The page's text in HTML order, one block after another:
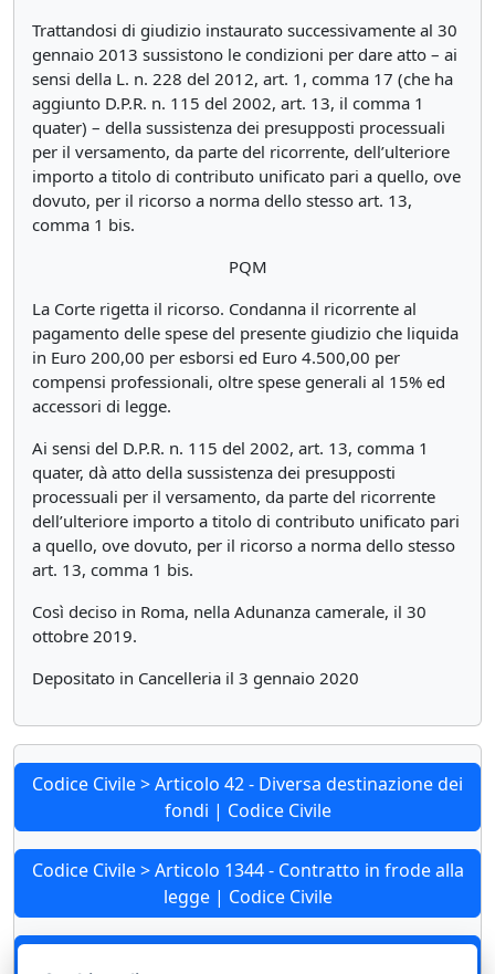
Trattandosi di giudizio instaurato successivamente al 30
gennaio 2013 sussistono le condizioni per dare atto – ai
sensi della L. n. 228 del 2012, art. 1, comma 17 (che ha
aggiunto D.P.R. n. 115 del 2002, art. 13, il comma 1
quater) – della sussistenza dei presupposti processuali
per il versamento, da parte del ricorrente, dell’ulteriore
importo a titolo di contributo unificato pari a quello, ove
dovuto, per il ricorso a norma dello stesso art. 13,
comma 1 bis.
PQM
La Corte rigetta il ricorso. Condanna il ricorrente al
pagamento delle spese del presente giudizio che liquida
in Euro 200,00 per esborsi ed Euro 4.500,00 per
compensi professionali, oltre spese generali al 15% ed
accessori di legge.
Ai sensi del D.P.R. n. 115 del 2002, art. 13, comma 1
quater, dà atto della sussistenza dei presupposti
processuali per il versamento, da parte del ricorrente
dell’ulteriore importo a titolo di contributo unificato pari
a quello, ove dovuto, per il ricorso a norma dello stesso
art. 13, comma 1 bis.
Così deciso in Roma, nella Adunanza camerale, il 30
ottobre 2019.
Depositato in Cancelleria il 3 gennaio 2020
Codice Civile > Articolo 42 - Diversa destinazione dei
fondi | Codice Civile
Codice Civile > Articolo 1344 - Contratto in frode alla
legge | Codice Civile